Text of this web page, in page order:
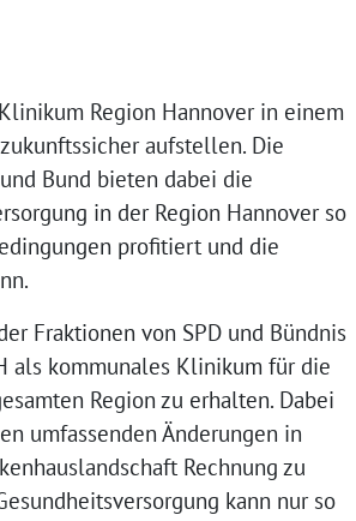
Region Hannover in einem
aufstellen. Die
Bund bieten dabei die
in der Region Hannover so
profitiert und die
Fraktionen von SPD und Bündnis
als kommunales Klinikum für die
Region zu erhalten. Dabei
umfassenden Änderungen in
Rechnung zu
kann nur so